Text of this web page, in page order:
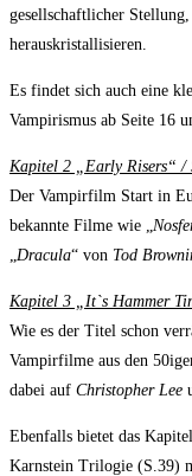
gesellschaftlicher
herauskristallisieren.
Es findet sich auch eine
Vampirismus ab Seite 16
Kapitel 2 „Early Risers“ /
Der Vampirfilm Start in
bekannte Filme wie „
Dracula“ von Tod
Kapitel 3 „It`s Hammer
Wie es der Titel schon
Vampirfilme aus den
dabei auf Christopher Lee
Ebenfalls bietet das
Karnstein Trilogie (S.39)